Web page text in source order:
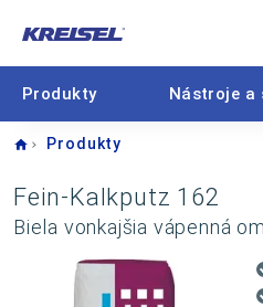
Produkty Nástroje a
Home
Produkty
Fein-Kalkputz 162
Biela vonkajšia vápenná